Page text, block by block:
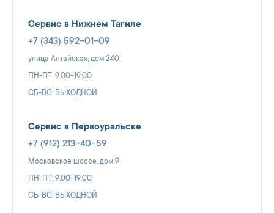
Сервис в Нижнем Тагиле
+7 (343) 592-01-09
улица Алтайская, дом 240
ПН-ПТ: 9.00-19.00
СБ-ВС: ВЫХОДНОЙ
Сервис в Первоуральске
+7 (912) 213-40-59
Московское шоссе, дом 9
ПН-ПТ: 9.00-19.00
СБ-ВС: ВЫХОДНОЙ